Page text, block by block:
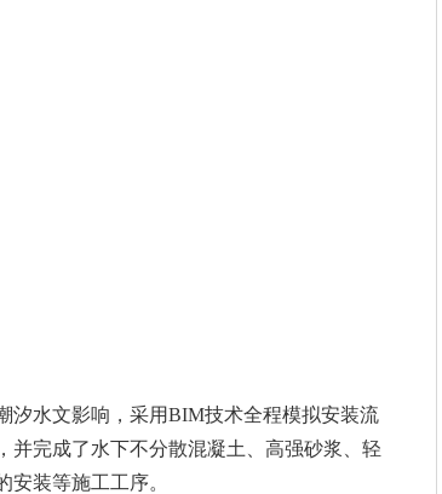
汐水文影响，采用BIM技术全程模拟安装流
并完成了水下不分散混凝土、高强砂浆、轻
装等施工工序。